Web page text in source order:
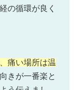
の循環が良く
痛い場所は温
きが一番楽と